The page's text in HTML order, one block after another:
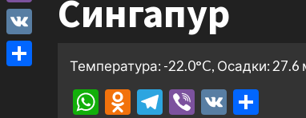
Сингапур
Температура: -22.0°C, Осадки:
WhatsApp
Odnoklassniki
Telegram
Viber
VK
Viber
VK